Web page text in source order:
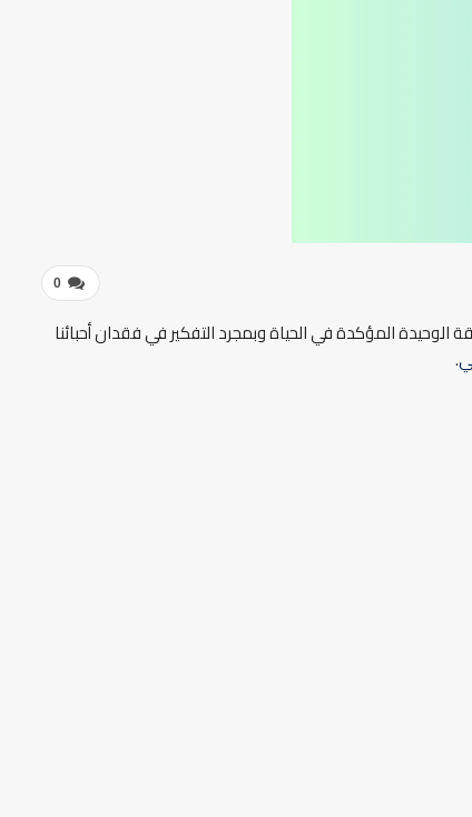
0
المؤكدة في الحياة وبمجرد التفكير في فقدان أحبائنا
.